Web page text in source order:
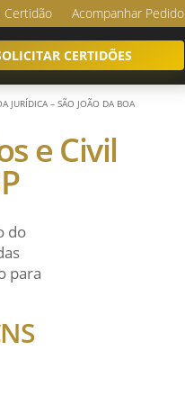
Certidão Acompanhar Pedido
CERTIDÕES
JURÍDICA – SÃO JOÃO DA BOA
e Civil
do
para